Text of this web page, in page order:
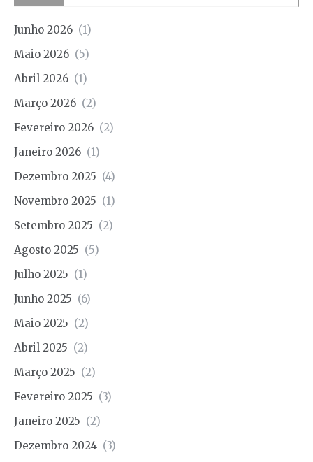
Junho 2026 (1)
Maio 2026 (5)
Abril 2026 (1)
Março 2026 (2)
Fevereiro 2026 (2)
Janeiro 2026 (1)
Dezembro 2025 (4)
Novembro 2025 (1)
Setembro 2025 (2)
Agosto 2025 (5)
Julho 2025 (1)
Junho 2025 (6)
Maio 2025 (2)
Abril 2025 (2)
Março 2025 (2)
Fevereiro 2025 (3)
Janeiro 2025 (2)
Dezembro 2024 (3)